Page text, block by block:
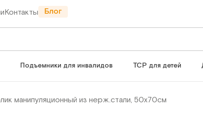
Контакты Блог
Подъемники для инвалидов ТСР для детей
манипуляционный из нерж.стали, 50х70см